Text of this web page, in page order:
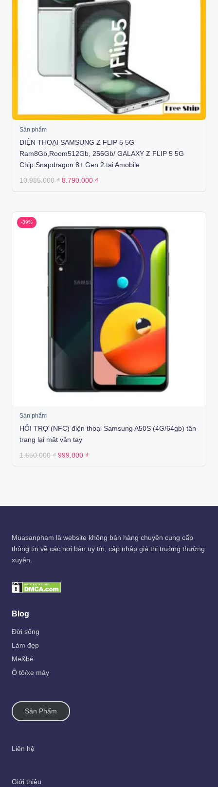
Sản phẩm
ĐIỆN THOẠI SAMSUNG Z FLIP 5 5G
Ram8Gb,Room512Gb, 256Gb/ GALAXY Z FLIP 5 5G
Chip Snapdragon 8+ Gen 2 tại Amobile
10.985.000₫ Original
was:
8.790.000 ₫
is:
-39%
Sản phẩm
HỖI TRỢ (NFC) điện thoại Samsung A50S (4G/64gb) tân
trang lại mât vân tay
1.650.000₫ Original
was:
999.000 ₫
is:
Muasanpham là website không bán hàng chuyên cung cấp
thông tin về các nơi bán uy tín, cập nhập giá thị trường thường
xuyên.
Blog
Đời sống
Làm đẹp
Mẹ&bé
Ô tô/xe máy
Sản Phẩm
Liên hệ
Giới thiệu